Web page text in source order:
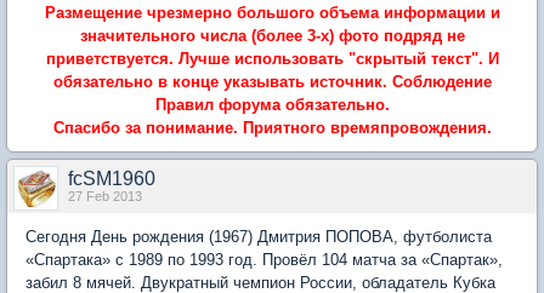
Размещение чрезмерно большого объема информации и
значительного числа (более 3-х) фото подряд не
приветствуется. Лучше использовать "скрытый текст". И
обязательно в конце указывать источник. Соблюдение
Правил форума обязательно.
Спасибо за понимание. Приятного времяпровождения.
fcSM1960
27 Feb 2013
Сегодня День рождения (1967) Дмитрия ПОПОВА, футболиста
«Спартака» с 1989 по 1993 год. Провёл 104 матча за «Спартак»,
забил 8 мячей. Двукратный чемпион России, обладатель Кубка